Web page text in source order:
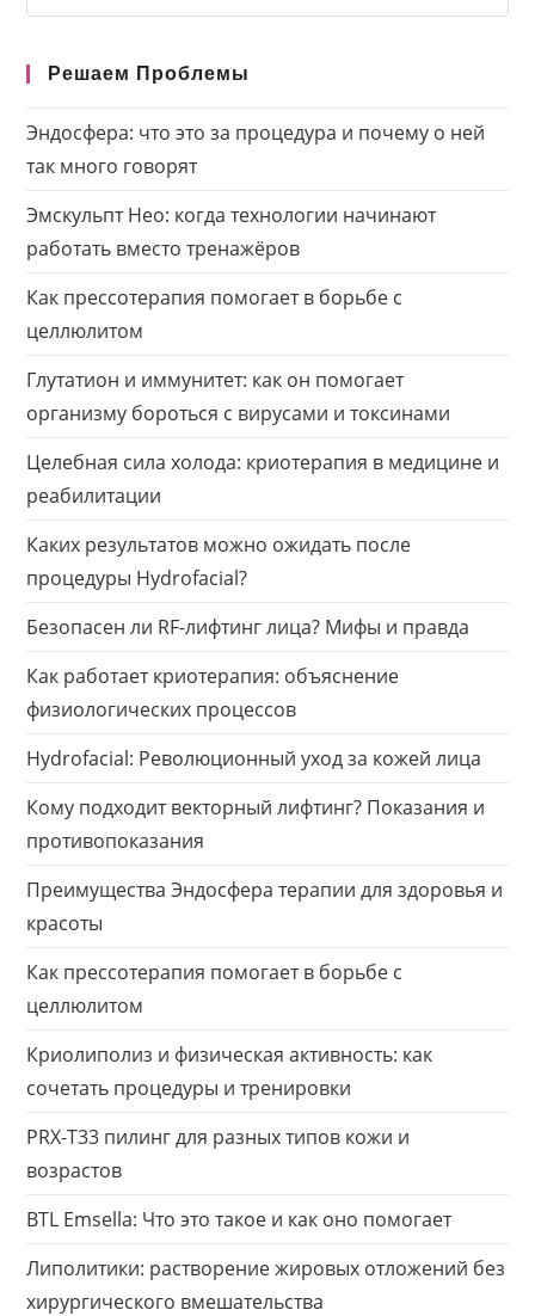
this
Решаем Проблемы
Эндосфера: что это за процедура и почему о ней
так много говорят
Эмскульпт Нео: когда технологии начинают
работать вместо тренажёров
Как прессотерапия помогает в борьбе с
целлюлитом
Глутатион и иммунитет: как он помогает
организму бороться с вирусами и токсинами
Целебная сила холода: криотерапия в медицине и
реабилитации
Каких результатов можно ожидать после
процедуры Hydrofacial?
Безопасен ли RF-лифтинг лица? Мифы и правда
Как работает криотерапия: объяснение
физиологических процессов
Hydrofacial: Революционный уход за кожей лица
Кому подходит векторный лифтинг? Показания и
противопоказания
Преимущества Эндосфера терапии для здоровья и
красоты
Как прессотерапия помогает в борьбе с
целлюлитом
Криолиполиз и физическая активность: как
сочетать процедуры и тренировки
PRX-T33 пилинг для разных типов кожи и
возрастов
BTL Emsella: Что это такое и как оно помогает
Липолитики: растворение жировых отложений без
хирургического вмешательства